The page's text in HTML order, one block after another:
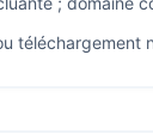
téléchargement